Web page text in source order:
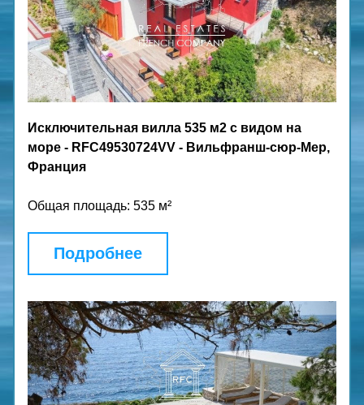
Исключительная вилла 535 м2 с видом на
море - RFC49530724VV - Вильфранш-сюр-Мер,
Франция
Общая площадь: 535 м²
Подробнее